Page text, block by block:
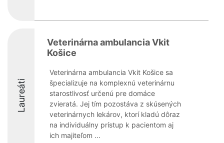
Laureáti
Veterinárna ambulancia Vkit
Košice
Veterinárna ambulancia Vkit Košice sa
špecializuje na komplexnú veterinárnu
starostlivosť určenú pre domáce
zvieratá. Jej tím pozostáva z skúsených
veterinárnych lekárov, ktorí kladú dôraz
na individuálny prístup k pacientom aj
ich majiteľom ...